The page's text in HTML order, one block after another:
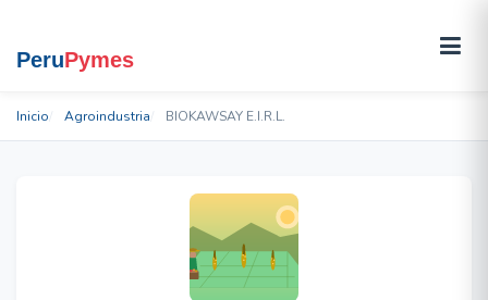
Inicio Agroindustria BIOKAWSAY E.I.R.L.